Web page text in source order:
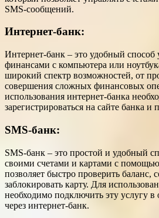
SMS-сообщений.
Интернет-банк:
Интернет-банк – это удобный способ
финансами с компьютера или
широкий спектр возможностей, от
совершения сложных финансовых
использования интернет-банка
зарегистрироваться на сайте банка
SMS-банк:
SMS-банк – это простой и удобный
своими счетами и картами с
позволяет быстро проверить баланс,
заблокировать карту. Для
необходимо подключить эту услугу в
через интернет-банк.